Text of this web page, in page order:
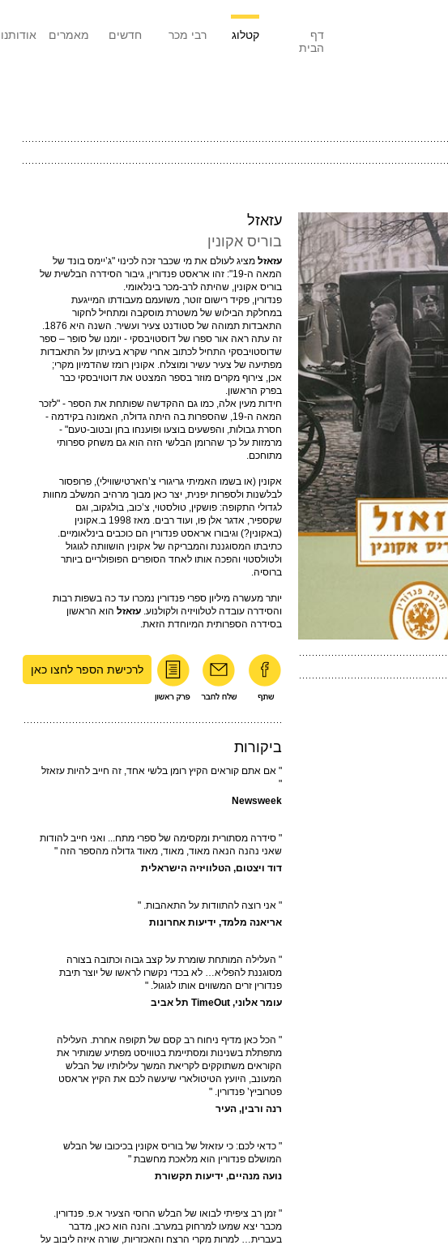
אודותנו מאמרים חדשים רבי מכר קטלוג
דף
הבית
עזאזל
בוריס אקונין
עזאזל מציג לעולם את מי שכבר זכה לכינוי "ג’יימס בונד של
המאה ה-19": זהו אראסט פנדורין, גיבור הסידרה הבלשית של
בוריס אקונין, שהיתה לרב-מכר בינלאומי.
פנדורין, פקיד רישום זוטר, משועמם מעבודתו המייגעת
במחלקת הבילוש של משטרת מוסקבה ומתחיל לחקור
התאבדות תמוהה של סטודנט צעיר ועשיר. השנה היא 1876.
זה עתה ראה אור ספרו של דוסטויבסקי - יומנו של סופר – ספר
שדוסטויבסקי התחיל לכתוב אחרי שקרא בעיתון על התאבדות
מפתיעה של צעיר עשיר ומוצלח. אקונין רומז שהדמיון מקרי;
אכן, צירוף מקרים מוזר בספר המצטט את דוטויבסקי כבר
בפרק הראשון.
חידות מעין אלה, כמו גם ההקדשה שפותחת את הספר - "לזכר
המאה ה-19, שהספרות בה היתה גדולה, האמונה בקידמה -
חסרת גבולות, והפשעים בוצעו ופוענחו בחן ובטוב-טעם" -
מרמזות על כך שהרומן הבלשי הזה הוא גם משחק ספרותי
מתוחכם.
אקונין (או בשמו האמיתי גריגורי צ’חארטישווילי), פרופסור
לבלשנות ולספרות יפנית, יצר כאן מבוך מרהיב המשלב מחוות
לגדולי התקופה: פושקין, טולסטוי, צ’כוב, בולגקוב, וגם
שקספיר, אדגר אלן פו, ועוד רבים. מאז 1998 ב.אקונין
(באקונין?) וגיבורו אראסט פנדורין הם כוכבים בינלאומיים.
כתיבתו המסוגננת והמבריקה של אקונין הושוותה לגוגול
ולטולסטוי והפכה אותו לאחד הסופרים הפופולריים ביותר
ברוסיה.
יותר מעשרה מיליון ספרי פנדורין נמכרו עד כה בשפות רבות
והסידרה עובדה לטלוויזיה ולקולנוע. עזאזל הוא הראשון
בסידרה הספרותית המיוחדת הזאת.
לרכישת הספר לחצו כאן
ביקורות
" אם אתם קוראים הקיץ רומן בלשי אחד, זה חייב להיות עזאזל
"
Newsweek
" סידרה מסתורית ומקסימה של ספרי מתח... ואני חייב להודות
שאני נהנה הנאה מאוד, מאוד, מאוד גדולה מהספר הזה "
דוד ויצטום, הטלוויזיה הישראלית
" אני רוצה להתוודות על התאהבות. "
אריאנה מלמד, ידיעות אחרונות
" העלילה המותחת שומרת על קצב גבוה וכתובה בצורה
מסוגננת להפליא… לא בכדי נקשרו לראשו של יוצר תיבת
פנדורין זרים המשווים אותו לגוגול. "
עומר אלוני, TimeOut תל אביב
" הכל כאן מדיף ניחוח רב קסם של תקופה אחרת. העלילה
מתפתלת בשנינות ומסתיימת בטוויסט מפתיע שמותיר את
הקוראים משתוקקים לקריאת המשך עלילותיו של הבלש
המעונב, היועץ הטיטולארי שיעשה לכם את הקיץ אראסט
פטרוביץ’ פנדורין. "
רנה ורבין, העיר
" כדאי לכם: כי עזאזל של בוריס אקונין בכיכובו של הבלש
המושלם פנדורין הוא מלאכת מחשבת "
נועה מנהיים, ידיעות תקשורת
" זמן רב ציפיתי לבואו של הבלש הרוסי הצעיר א.פ. פנדורין.
מכבר יצא שמעו למרחוק במערב. והנה הוא כאן, מדבר
בעברית… למרות מקרי הרצח והאכזריות, שורה איזה ליבוב על